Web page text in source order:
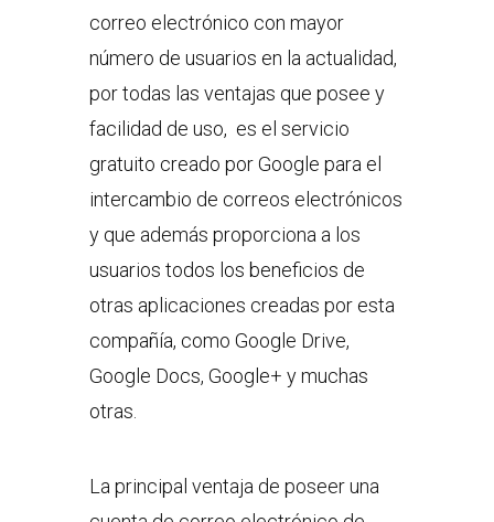
correo electrónico con mayor
número de usuarios en la actualidad,
por todas las ventajas que posee y
facilidad de uso, es el servicio
gratuito creado por Google para el
intercambio de correos electrónicos
y que además proporciona a los
usuarios todos los beneficios de
otras aplicaciones creadas por esta
compañía, como Google Drive,
Google Docs, Google+ y muchas
otras.
La principal ventaja de poseer una